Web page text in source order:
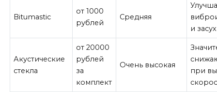
Bitumastic
от 1000
рублей
Средняя
и
Акустические
стекла
от 20000
рублей
за
комплект
Очень высокая
при